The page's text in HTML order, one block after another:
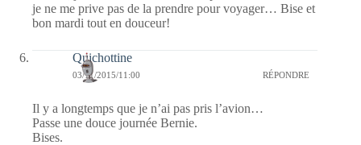
je ne me prive pas de la prendre pour voyager… Bise et
bon mardi tout en douceur!
Quichottine
03/11/2015/11:00 RÉPONDRE
Il y a longtemps que je n’ai pas pris l’avion…
Passe une douce journée Bernie.
Bises.